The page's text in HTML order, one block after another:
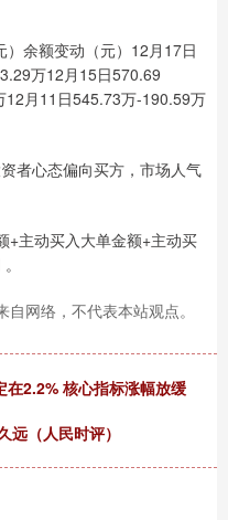
余额变动（元）12月17日
万12月15日570.69
月11日545.73万-190.59万
者心态偏向买方，市场人气
+主动买入大单金额+主动买
网络，不代表本站观点。
在2.2% 核心指标涨幅放缓
远（人民时评）